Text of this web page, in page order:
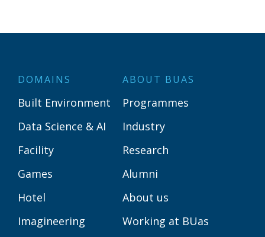
DOMAINS
Built Environment
Data Science & AI
Facility
Games
Hotel
Imagineering
ABOUT BUAS
Programmes
Industry
Research
Alumni
About us
Working at BUas